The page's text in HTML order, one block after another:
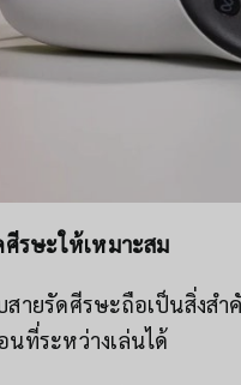
ศีรษะให้เหมาะสม
ายรัดศีรษะถือเป็นสิ่งส
ที่ระหว่างเล่นได้